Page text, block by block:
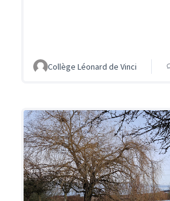
Collège Léonard de Vinci